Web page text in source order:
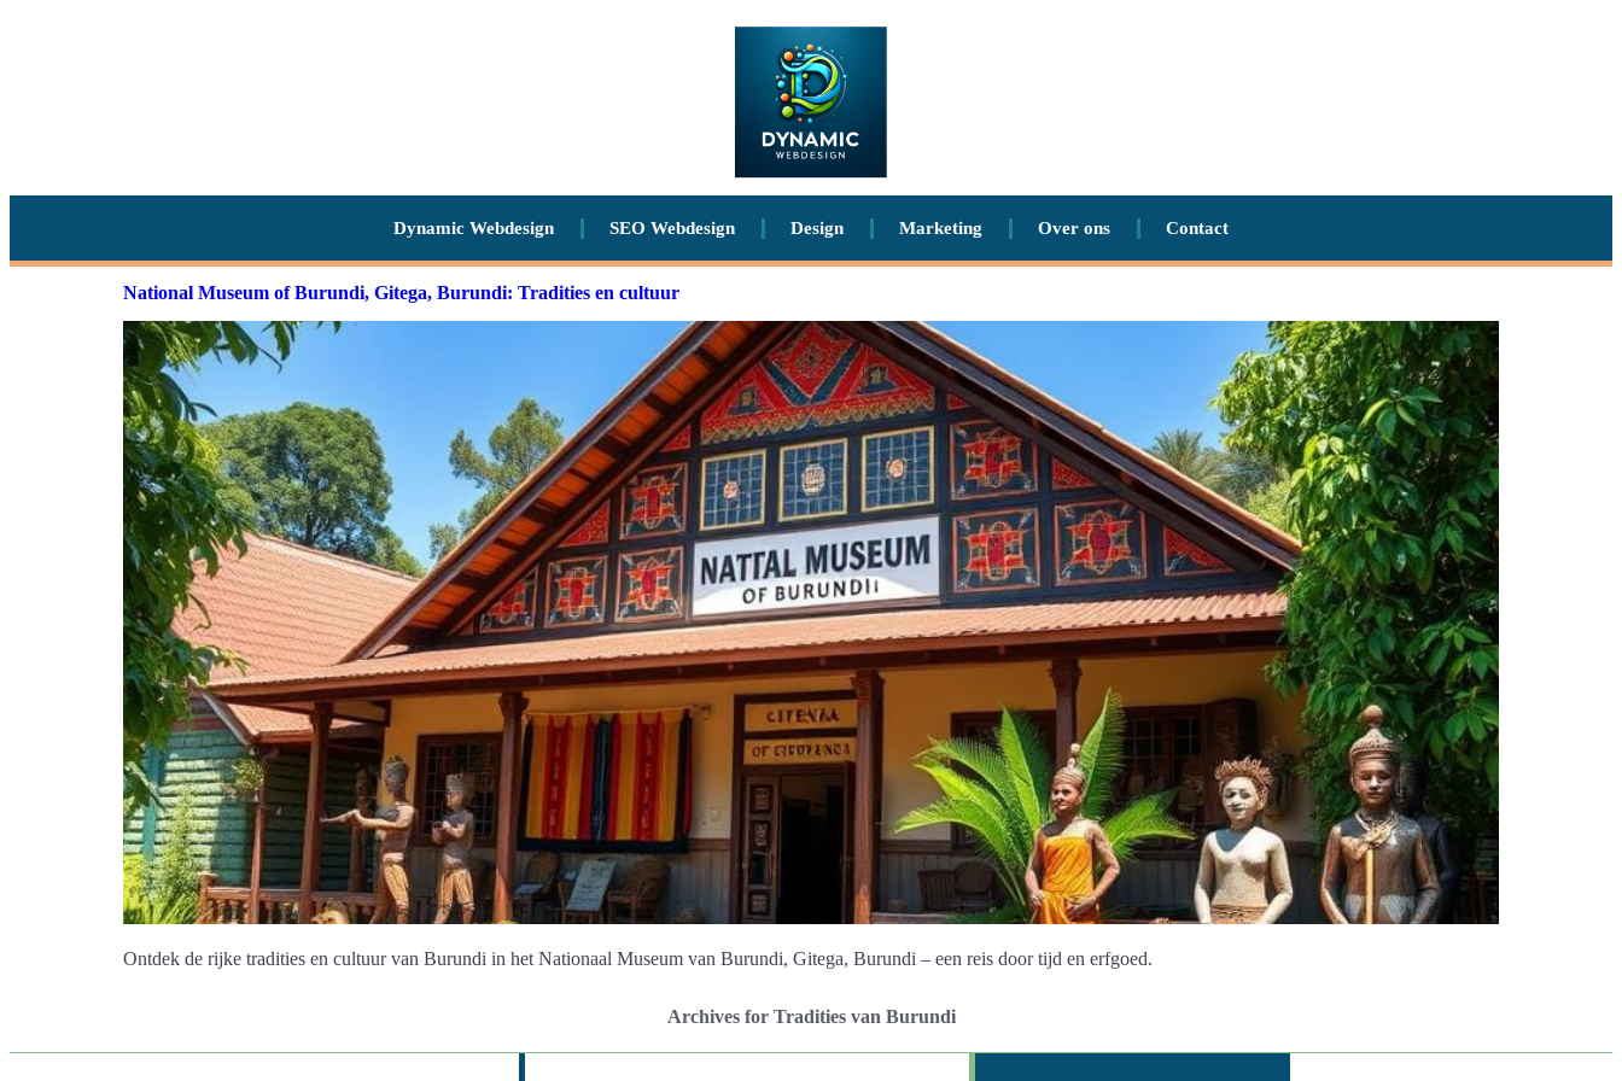
Dynamic Webdesign SEO Webdesign Design Marketing Over ons Contact
National Museum of Burundi, Gitega, Burundi: Tradities en cultuur
Ontdek de rijke tradities en cultuur van Burundi in het Nationaal Museum van Burundi, Gitega, Burundi – een reis door tijd en erfgoed.
Archives for Tradities van Burundi